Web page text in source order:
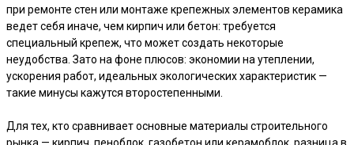
при ремонте стен или монтаже крепежных элементов керамика
ведет себя иначе, чем кирпич или бетон: требуется
специальный крепеж, что может создать некоторые
неудобства. Зато на фоне плюсов: экономии на утеплении,
ускорения работ, идеальных экологических характеристик —
такие минусы кажутся второстепенными.
Для тех, кто сравнивает основные материалы строительного
рынка — кирпич, пеноблок, газобетон или керамоблок, разница в